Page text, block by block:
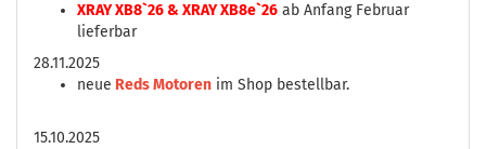
XRAY XB8`26 & XRAY XB8e`26 ab Anfang Februar
lieferbar
28.11.2025
neue Reds Motoren im Shop bestellbar.
15.10.2025